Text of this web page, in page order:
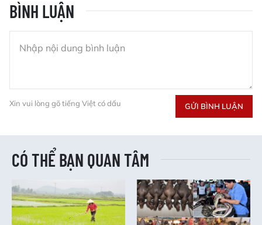
BÌNH LUẬN
Xin vui lòng gõ tiếng Việt có dấu GỬI BÌNH LUẬN
CÓ THỂ BẠN QUAN TÂM